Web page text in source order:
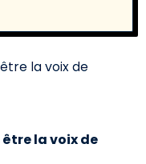
la voix de